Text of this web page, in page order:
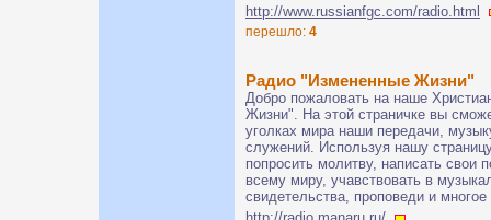
http://www.russianfgc.com/radio.html
перешло: 4
Радио "Измененные Жизни"
Добро пожаловать на наше
Жизни". На этой страничке вы
уголках мира наши передачи,
служений. Используя нашу
попросить молитву, написать свои
всему миру, учавствовать в
свидетельства, проповеди и многое